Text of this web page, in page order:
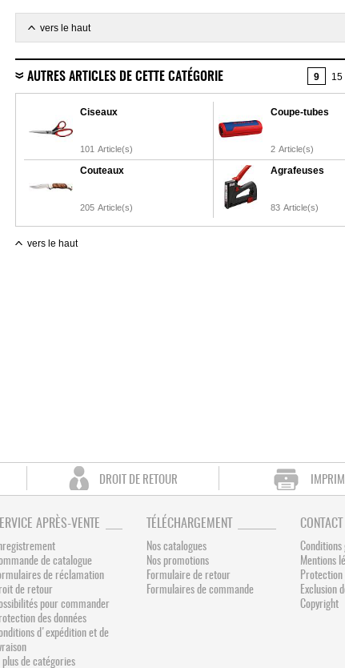
vers le haut
AUTRES ARTICLES DE CETTE CATÉGORIE 9 15
Ciseaux
101 Article(s)
Coupe-tubes
2 Article(s)
Couteaux
205 Article(s)
Agrafeuses
83 Article(s)
vers le haut
DROIT DE RETOUR
APRÈS-VENTE
de catalogue
de réclamation
de retour
pour commander
des données
d'expédition et de
plus de catégories
TÉLÉCHARGEMENT
Nos catalogues
Nos promotions
Formulaire de retour
Formulaires de commande
CONTACT
Conditions
Mentions
Protection
Exclusion
Copyright